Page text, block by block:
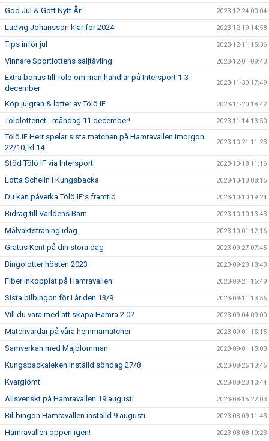
God Jul & Gott Nytt År! 2023-12-24 00:04
Ludvig Johansson klar för 2024 2023-12-19 14:58
Tips inför jul 2023-12-11 15:36
Vinnare Sportlottens säljtävling 2023-12-01 09:43
Extra bonus till Tölö om man handlar på Intersport 1-3
december
2023-11-30 17:49
Köp julgran & lotter av Tölö IF 2023-11-20 18:42
Tölölotteriet - måndag 11 december! 2023-11-14 13:50
Tölö IF Herr spelar sista matchen på Hamravallen imorgon
22/10, kl 14
2023-10-21 11:23
Stöd Tölö IF via Intersport 2023-10-18 11:16
Lotta Schelin i Kungsbacka 2023-10-13 08:15
Du kan påverka Tölö IF:s framtid 2023-10-10 19:24
Bidrag till Världens Barn 2023-10-10 13:43
Målvaktsträning idag 2023-10-01 12:16
Grattis Kent på din stora dag 2023-09-27 07:45
Bingolotter hösten 2023 2023-09-23 13:43
Fiber inkopplat på Hamravallen 2023-09-21 16:49
Sista bilbingon för i år den 13/9 2023-09-11 13:56
Vill du vara med att skapa Hamra 2.0? 2023-09-04 09:00
Matchvärdar på våra hemmamatcher 2023-09-01 15:15
Samverkan med Majblomman 2023-09-01 15:03
Kungsbackaleken inställd söndag 27/8 2023-08-26 13:45
Kvarglömt 2023-08-23 10:44
Allsvenskt på Hamravallen 19 augusti 2023-08-15 22:03
Bil-bingon Hamravallen inställd 9 augusti 2023-08-09 11:43
Hamravallen öppen igen! 2023-08-08 10:23